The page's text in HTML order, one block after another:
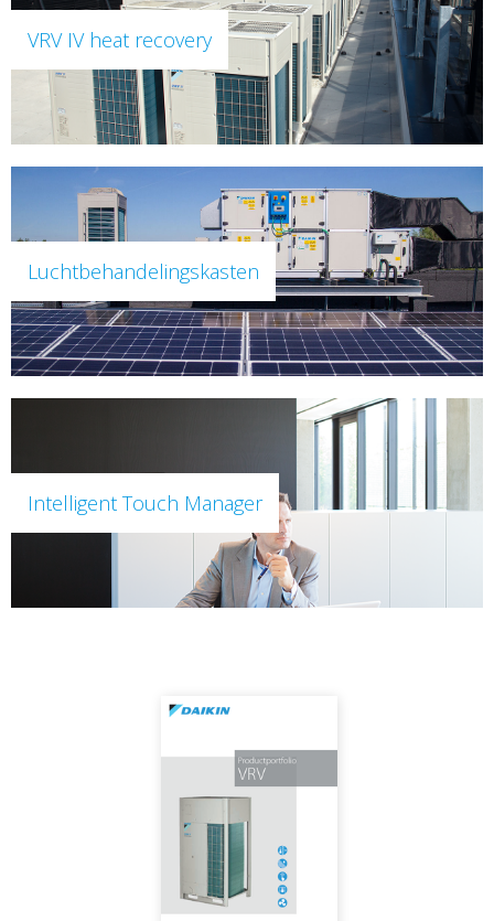
VRV IV heat recovery
Luchtbehandelingskasten
Intelligent Touch Manager